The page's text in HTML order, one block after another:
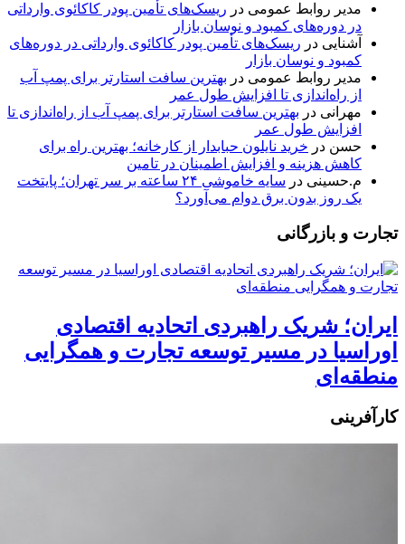
مدیر روابط عمومی در ریسک‌های تأمین پودر کاکائوی وارداتی
در دوره‌های کمبود و نوسان بازار
آشنایی در ریسک‌های تأمین پودر کاکائوی وارداتی در دوره‌های
کمبود و نوسان بازار
مدیر روابط عمومی در بهترین سافت استارتر برای پمپ آب
از راه‌اندازی تا افزایش طول عمر
مهرانی در بهترین سافت استارتر برای پمپ آب از راه‌اندازی تا
افزایش طول عمر
حسن در خرید نایلون حبابدار از کارخانه؛ بهترین راه برای
کاهش هزینه و افزایش اطمینان در تامین
م.حسینی در
سایه خاموشی ۲۴ ساعته بر سر تهران؛ پایتخت
یک روز بدون برق دوام می‌آورد؟
تجارت و بازرگانی
ایران؛ شریک راهبردی اتحادیه اقتصادی
اوراسیا در مسیر توسعه تجارت و همگرایی
منطقه‌ای
کارآفرینی